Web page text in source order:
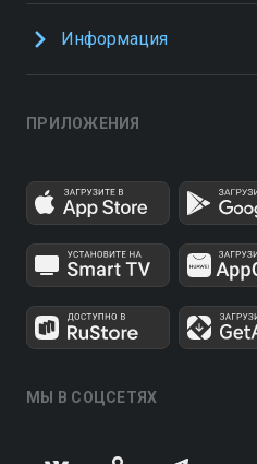
Информация
ПРИЛОЖЕНИЯ
МЫ В СОЦСЕТЯХ